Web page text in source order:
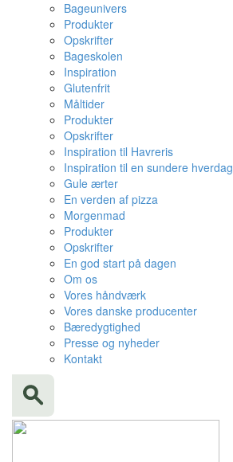
Bageunivers
Produkter
Opskrifter
Bageskolen
Inspiration
Glutenfrit
Måltider
Produkter
Opskrifter
Inspiration til Havreris
Inspiration til en sundere hverdag
Gule ærter
En verden af pizza
Morgenmad
Produkter
Opskrifter
En god start på dagen
Om os
Vores håndværk
Vores danske producenter
Bæredygtighed
Presse og nyheder
Kontakt